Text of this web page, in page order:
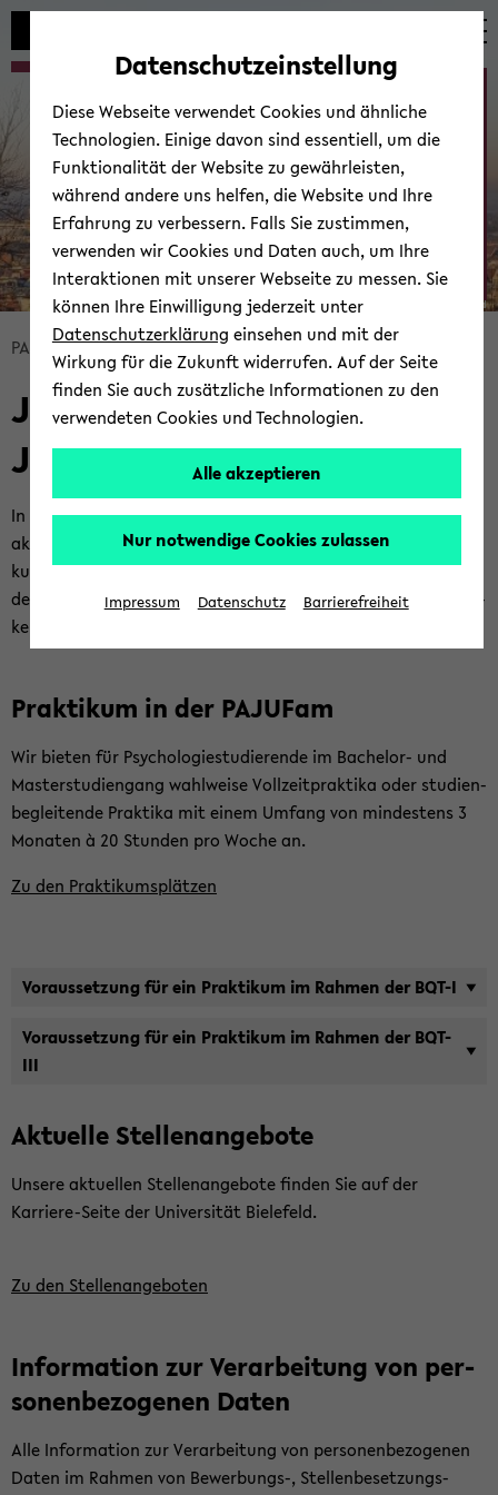
Automatische
vermeiden
skip
main
skip
main
skip
footer
skip
breadcrumb
navigation
to
PA­JU­Fam Jobs & Prak­ti­ka
© Uni­ver­si­tät Bie­le­feld
Jobs & Prak­ti­ka an der PA­
JU­Fam
In un­se­rer Am­bu­lanz bie­ten wir Ihnen die Mög­lich­keit, sich
aktiv in die Be­hand­lung und For­schung psy­chi­scher Er­kran­
kun­gen ein­zu­brin­gen. Für Stu­die­ren­de der Psy­cho­lo­gie und
der Psy­cho­the­ra­pie bie­ten wir im Rah­men un­se­rer Lehr­tä­tig­
keit Prak­ti­kums­plät­ze an.
Prak­ti­kum in der PA­JU­Fam
Wir bie­ten für Psy­cho­lo­gie­stu­die­ren­de im Bachelor-​ und
Mas­ter­stu­di­en­gang wahl­wei­se Voll­zeit­prak­ti­ka oder stu­di­en­
be­glei­ten­de Prak­ti­ka mit einem Um­fang von min­des­tens 3
Mo­na­ten à 20 Stun­den pro Woche an.
Zu den Prak­ti­kums­plät­zen
Vor­aus­set­zung für ein Prak­ti­kum im Rah­men der BQT-I
Vor­aus­set­zung für ein Prak­ti­kum im Rah­men der BQT-​
III
Ak­tu­el­le Stel­len­an­ge­bo­te
Un­se­re ak­tu­el­len Stel­len­an­ge­bo­te fin­den Sie auf der
Karriere-​Seite der Uni­ver­si­tät Bie­le­feld.
Zu den Stel­len­an­ge­bo­ten
In­for­ma­ti­on zur Ver­ar­bei­tung von per­
so­nen­be­zo­ge­nen Daten
Alle In­for­ma­ti­on zur Ver­ar­bei­tung von per­so­nen­be­zo­ge­nen
Daten im Rah­men von Bewerbungs-​, Stellenbesetzungs-​
Datenschutzeinstellung
Diese Webseite verwendet Cookies und ähnliche
Technologien. Einige davon sind essentiell, um die
Funktionalität der Website zu gewährleisten,
während andere uns helfen, die Website und Ihre
Erfahrung zu verbessern. Falls Sie zustimmen,
verwenden wir Cookies und Daten auch, um Ihre
Interaktionen mit unserer Webseite zu messen. Sie
können Ihre Einwilligung jederzeit unter
Datenschutzerklärung einsehen und mit der
Wirkung für die Zukunft widerrufen. Auf der Seite
finden Sie auch zusätzliche Informationen zu den
verwendeten Cookies und Technologien.
Alle akzeptieren
Nur notwendige Cookies zulassen
Impressum Datenschutz Barrierefreiheit